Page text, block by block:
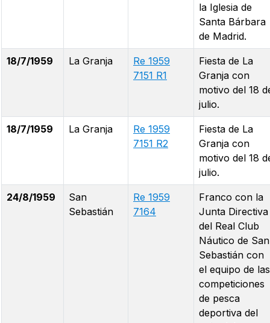
la Iglesia de
Santa Bárbara
de Madrid.
18/7/1959 La Granja
Re 1959
7151 R1
Fiesta de La
Granja con
motivo del 18
julio.
18/7/1959 La Granja
Re 1959
7151 R2
Fiesta de La
Granja con
motivo del 18
julio.
24/8/1959
San
Sebastián
Re 1959
7164
Franco con la
Junta Directiva
del Real Club
Náutico de San
Sebastián con
el equipo de las
competiciones
de pesca
deportiva del